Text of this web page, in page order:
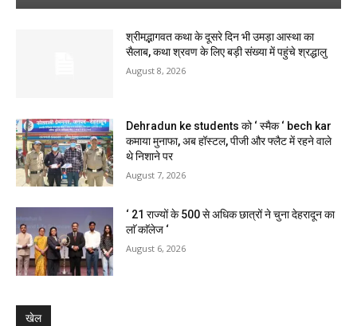
श्रीमद्भागवत कथा के दूसरे दिन भी उमड़ा आस्था का
सैलाब, कथा श्रवण के लिए बड़ी संख्या में पहुंचे श्रद्धालु
August 8, 2026
Dehradun ke students को ‘ स्मैक ‘ bech kar
कमाया मुनाफा, अब हॉस्टल, पीजी और फ्लैट में रहने वाले
थे निशाने पर
August 7, 2026
‘ 21 राज्यों के 500 से अधिक छात्रों ने चुना देहरादून का
लाॅ काॅलेज ‘
August 6, 2026
खेल